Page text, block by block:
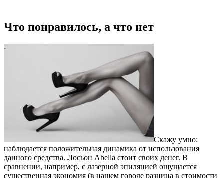
Что понравилось, а что нет
Скажу умно:
наблюдается положительная динамика от использования
данного средства. Лосьон Abella стоит своих денег. В
сравнении, например, с лазерной эпиляцией ощущается
существенная экономия (в нашем городе разница в стоимости